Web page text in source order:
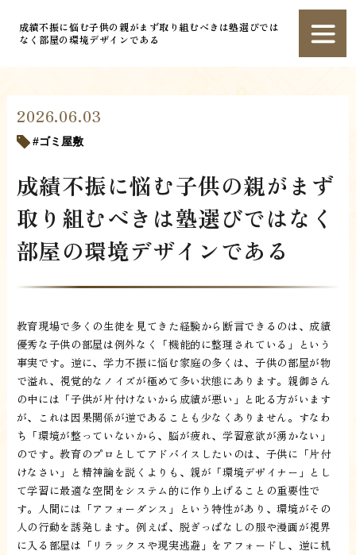
成績不振に悩む子供の親がまず取り組むべきは塾選びでは
なく部屋の環境デザインである
2026.06.03
ゴミ屋敷
成績不振に悩む子供の親がまず
取り組むべきは塾選びではなく
部屋の環境デザインである
教育現場で多くの生徒を見てきた経験から断言できるのは、成績
優秀な子供の部屋は例外なく「機能的に整理されている」という
事実です。逆に、学力不振に悩む家庭の多くは、子供の部屋が物
で溢れ、視覚的なノイズが極めて多い状態にあります。親御さん
の中には「子供が片付けないから成績が悪い」と叱る方がいます
が、これは因果関係が逆であることも少なくありません。すなわ
ち「環境が整っていないから、脳が疲れ、学習意欲が湧かない」
のです。教育のプロとしてアドバイスしたいのは、子供に「片付
けなさい」と精神論を説くよりも、親が「環境デザイナー」とし
て学習に最適な空間をシステム的に作り上げることの重要性で
す。人間には「アフォーダンス」という特性があり、環境がその
人の行動を誘発します。例えば、脱ぎっぱなしの服や漫画が視界
に入る部屋は「リラックスや現実逃避」をアフォードし、逆に机